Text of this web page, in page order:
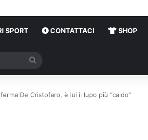
SPORT CONTATTACI SHOP
De Cristofaro, è lui il lupo più “caldo”